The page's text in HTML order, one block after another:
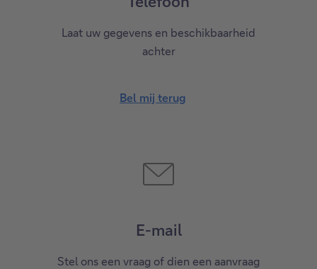
Laat uw gegevens en beschikbaarheid
achter
Bel mij terug
E-mail
Stel ons een vraag of dien een aanvraag